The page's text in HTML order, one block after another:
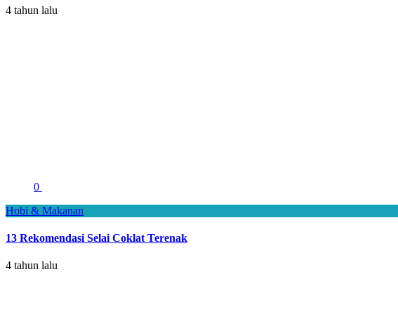
4 tahun lalu
0
Hobi & Makanan
13 Rekomendasi Selai Coklat Terenak
4 tahun lalu